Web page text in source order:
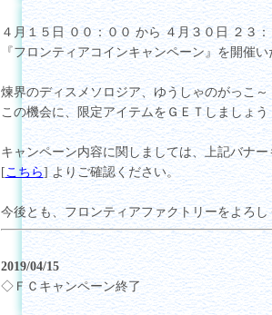
４月１５日 ００：００ から ４月３０日 ２３
『フロンティアコインキャンペーン』を開催
煉界のディスメソロジア、ゆうしゃのがっこ
この機会に、限定アイテムをＧＥＴしましょう
キャンペーン内容に関しましては、上記バナー
[ こちら] よりご確認ください。
今後とも、フロンティアファクトリーをよろ
2019/04/15
◇ＦＣキャンペーン終了